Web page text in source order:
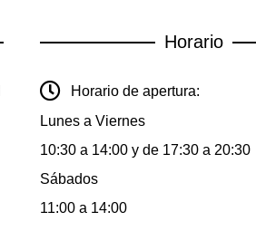
Horario
Horario de apertura:
Lunes a Viernes
10:30 a 14:00 y de 17:30 a 20:30
Sábados
11:00 a 14:00